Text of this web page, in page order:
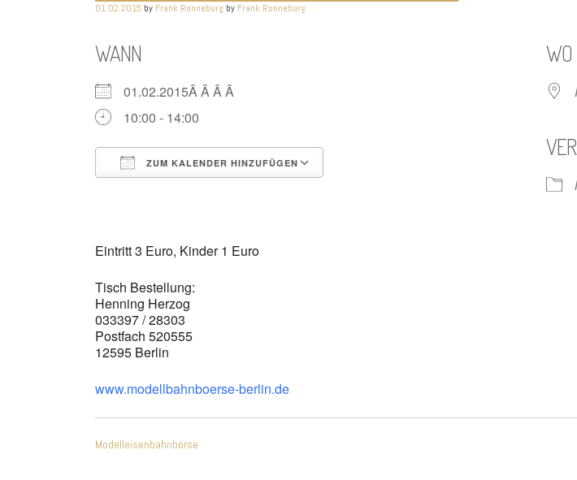
01.02.2015 by Frank Ronneburg by Frank Ronneburg
WANN
01.02.2015Â Â Â Â
10:00 - 14:00
ZUM KALENDER HINZUFÜGEN
WO
Eintritt 3 Euro, Kinder 1 Euro
Tisch Bestellung:
Henning Herzog
033397 / 28303
Postfach 520555
12595 Berlin
www.modellbahnboerse-berlin.de
Modelleisenbahnbörse